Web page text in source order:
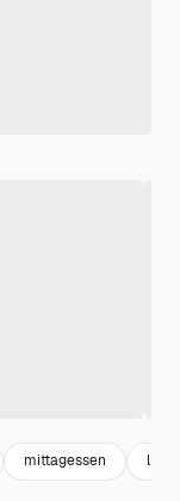
mittagessen